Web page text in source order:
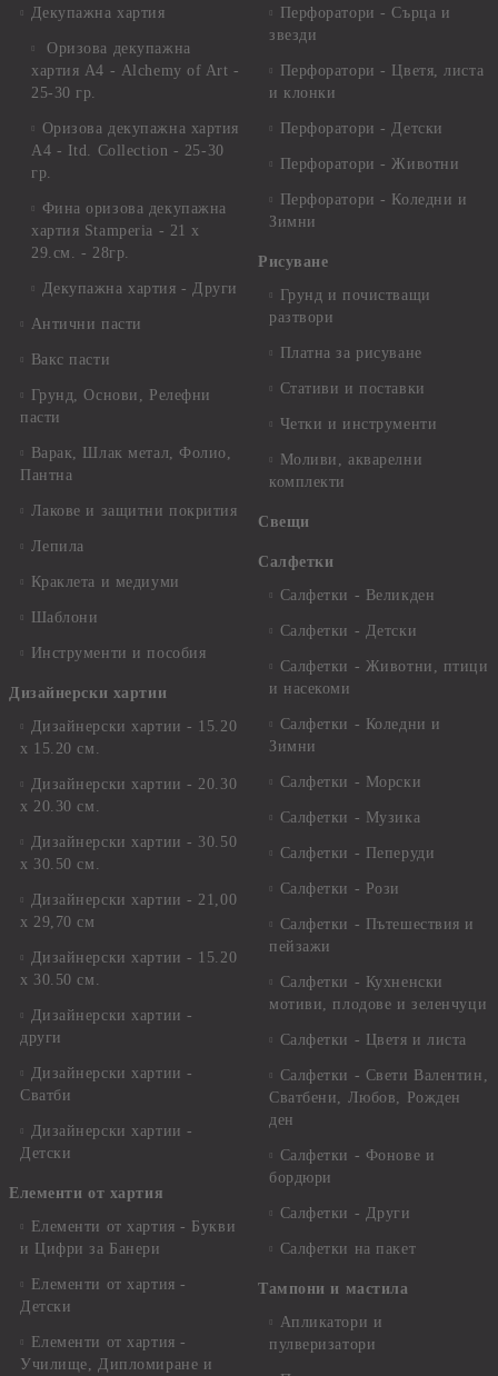
Декупажна хартия
Оризова декупажна
хартия А4 - Alchemy of Art -
25-30 гр.
Оризова декупажна хартия
А4 - Itd. Collection - 25-30
гр.
Фина оризова декупажна
хартия Stamperia - 21 х
29.см. - 28гр.
Декупажна хартия - Други
Антични пасти
Вакс пасти
Грунд, Основи, Релефни
пасти
Варак, Шлак метал, Фолио,
Пантна
Лакове и защитни покрития
Лепила
Краклета и медиуми
Шаблони
Инструменти и пособия
Дизайнерски хартии
Дизайнерски хартии - 15.20
х 15.20 см.
Дизайнерски хартии - 20.30
х 20.30 см.
Дизайнерски хартии - 30.50
х 30.50 см.
Дизайнерски хартии - 21,00
х 29,70 см
Дизайнерски хартии - 15.20
x 30.50 см.
Дизайнерски хартии -
други
Дизайнерски хартии -
Сватби
Дизайнерски хартии -
Детски
Елементи от хартия
Елементи от хартия - Букви
и Цифри за Банери
Елементи от хартия -
Детски
Елементи от хартия -
Училище, Дипломиране и
Перфоратори - Сърца и
звезди
Перфоратори - Цветя, листа
и клонки
Перфоратори - Детски
Перфоратори - Животни
Перфоратори - Коледни и
Зимни
Рисуване
Грунд и почистващи
разтвори
Платна за рисуване
Стативи и поставки
Четки и инструменти
Моливи, акварелни
комплекти
Свещи
Салфетки
Салфетки - Великден
Салфетки - Детски
Салфетки - Животни, птици
и насекоми
Салфетки - Коледни и
Зимни
Салфетки - Морски
Салфетки - Музика
Салфетки - Пеперуди
Салфетки - Рози
Салфетки - Пътешествия и
пейзажи
Салфетки - Кухненски
мотиви, плодове и зеленчуци
Салфетки - Цветя и листа
Салфетки - Свети Валентин,
Сватбени, Любов, Рожден
ден
Салфетки - Фонове и
бордюри
Салфетки - Други
Салфетки на пакет
Тампони и мастила
Апликатори и
пулверизатори